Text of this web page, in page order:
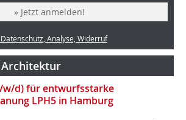
» Jetzt anmelden!
Analyse, Widerruf
d) für entwurfsstarke
LPH5 in Hamburg